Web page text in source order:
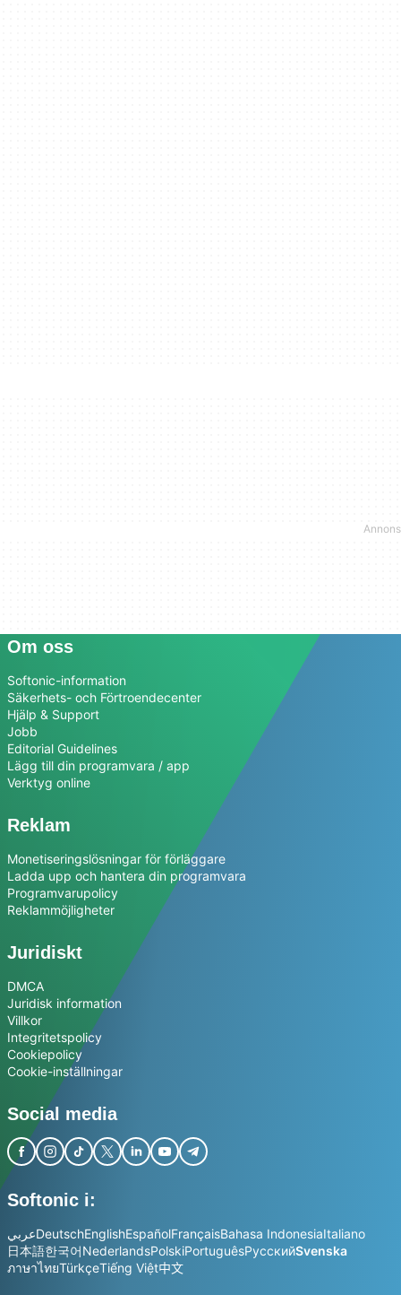
Om oss
Softonic-information
Säkerhets- och Förtroendecenter
Hjälp & Support
Jobb
Editorial Guidelines
Lägg till din programvara / app
Verktyg online
Reklam
Monetiseringslösningar för förläggare
Ladda upp och hantera din programvara
Programvarupolicy
Reklammöjligheter
Juridiskt
DMCA
Juridisk information
Villkor
Integritetspolicy
Cookiepolicy
Cookie-inställningar
Social media
Softonic i:
عربيDeutschEnglishEspañolFrançaisBahasa IndonesiaItaliano
日本語한국어NederlandsPolskiPortuguêsРусскийSvenska
ภาษาไทยTürkçeTiếng Việt中文